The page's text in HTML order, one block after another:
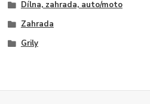
Dílna, zahrada, auto/moto
Zahrada
Grily